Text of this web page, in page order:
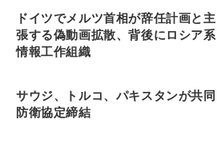
ドイツでメルツ首相が辞任計画と主
張する偽動画拡散、背後にロシア系
情報工作組織
サウジ、トルコ、パキスタンが共同
防衛協定締結